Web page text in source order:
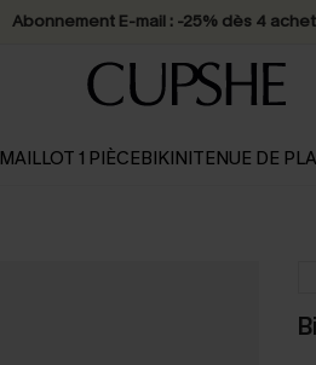
Abonnement E-mail : -25% dès 4
MAILLOT 1 PIÈCEBIKINITENUE DE